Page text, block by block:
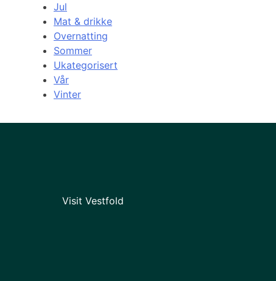
Jul
Mat & drikke
Overnatting
Sommer
Ukategorisert
Vår
Vinter
Visit Vestfold